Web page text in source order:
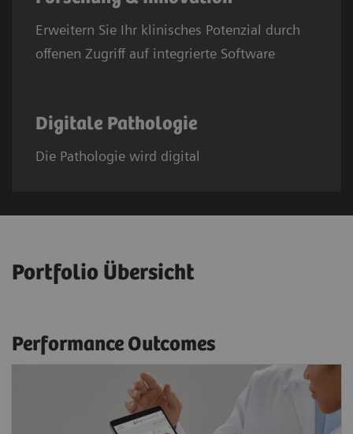
Erweitern Sie Ihr klinisches Potenzial durch
offenen Zugriff auf integrierte Software
Digitale Pathologie
Die Pathologie wird digital
Portfolio Übersicht
Performance Outcomes